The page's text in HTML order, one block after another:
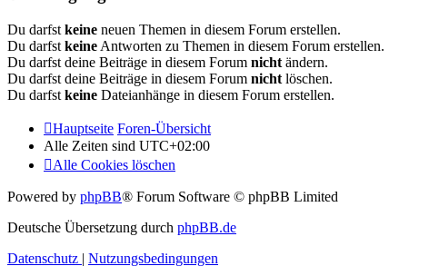
Du darfst keine neuen Themen in diesem Forum erstellen.
Du darfst keine Antworten zu Themen in diesem Forum erstellen.
Du darfst deine Beiträge in diesem Forum nicht ändern.
Du darfst deine Beiträge in diesem Forum nicht löschen.
Du darfst keine Dateianhänge in diesem Forum erstellen.
Hauptseite Foren-Übersicht
Alle Zeiten sind UTC+02:00
Alle Cookies löschen
Powered by phpBB® Forum Software © phpBB Limited
Deutsche Übersetzung durch phpBB.de
Datenschutz | Nutzungsbedingungen